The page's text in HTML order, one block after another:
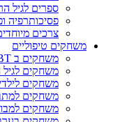
ספרים לגיל
פסיכותרפיה
צרכים
משחקים טיפוליים
משחקים ב CBT
משחקים
משחקים
משחקים
משחקים